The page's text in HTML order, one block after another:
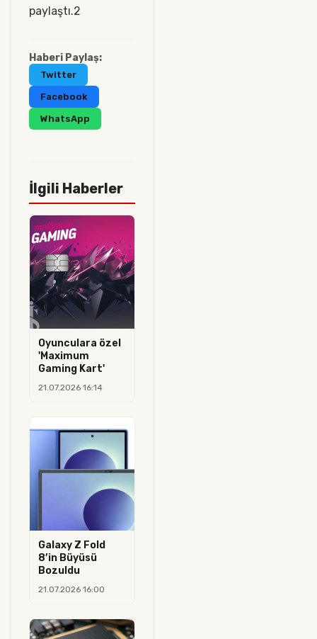
paylaştı.2
Haberi Paylaş:
Twitter
Facebook
WhatsApp
İlgili Haberler
Oyunculara özel
'Maximum
Gaming Kart'
21.07.2026 16:14
Galaxy Z Fold
8’in Büyüsü
Bozuldu
21.07.2026 16:00